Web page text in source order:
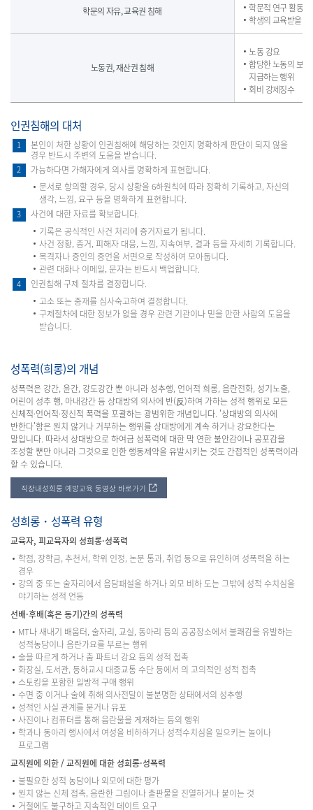
학문의 자유, 교육권 침해
학문적 연구 활동
학생의 교육받을
노동권, 재산권 침해
노동 강요
합당한 노동의 보
지급하는 행위
회비 강제징수
인권침해의 대처
1
본인이 처한 상황이 인권침해에 해당하는 것인지 명확하게 판단이 되지 않을
경우 반드시 주변의 도움을 받습니다.
2
가능하다면 가해자에게 의사를 명확하게 표현합니다.
문서로 항의할 경우, 당시 상황을 6하원칙에 따라 정확히 기록하고, 자신의
생각, 느낌, 요구 등을 명확하게 표현합니다.
3
사건에 대한 자료를 확보합니다.
기록은 공식적인 사건 처리에 증거자료가 됩니다.
사건 정황, 증거, 피해자 대응, 느낌, 지속여부, 결과 등을 자세히 기록합니다.
목격자나 증인의 증언을 서면으로 작성하여 모아둡니다.
관련 대화나 이메일, 문자는 반드시 백업합니다.
4
인권침해 구제 절차를 결정합니다.
고소 또는 중재를 심사숙고하여 결정합니다.
구제절차에 대한 정보가 없을 경우 관련 기관이나 믿을 만한 사람의 도움을
받습니다.
성폭력(희롱)의 개념
성폭력은 강간, 윤간, 강도강간 뿐 아니라 성추행, 언어적 희롱, 음란전화, 성기노출,
어린이 성추 행, 아내강간 등 상대방의 의사에 반(反)하여 가하는 성적 행위로 모든
신체적·언어적·정신적 폭력을 포괄하는 광범위한 개념입니다. '상대방의 의사에
반한다'함은 원치 않거나 거부하는 행위를 상대방에게 계속 하거나 강요한다는
말입니다. 따라서 상대방으로 하여금 성폭력에 대한 막 연한 불안감이나 공포감을
조성할 뿐만 아니라 그것으로 인한 행동제약을 유발시키는 것도 간접적인 성폭력이라
할 수 있습니다.
직장내성희롱 예방교육 동영상 바로가기
성희롱・성폭력 유형
교육자, 피교육자의 성희롱·성폭력
학점, 장학금, 추천서, 학위 인정, 논문 통과, 취업 등으로 유인하여 성폭력을 하는
경우
강의 중 또는 술자리에서 음담패설을 하거나 외모 비하 도는 그밖에 성적 수치심을
야기하는 성적 언동
선배·후배(혹은 동기)간의 성폭력
MT나 새내기 배움터, 술자리, 교실, 동아리 등의 공공장소에서 불쾌감을 유발하는
성적농담이나 음란가요를 부르는 행위
술을 따르게 하거나 춤 파트너 강요 등의 성적 접촉
화장실, 도서관, 등하교시 대중교통 수단 등에서 의 고의적인 성적 접촉
스토킹을 포함한 일방적 구애 행위
수면 중 이거나 술에 취해 의사전달이 불분명한 상태에서의 성추행
성적인 사실 관계를 묻거나 유포
사진이나 컴퓨터를 통해 음란물을 게재하는 등의 행위
학과나 동아리 행사에서 여성을 비하하거나 성적수치심을 일으키는 놀이나
프로그램
교직원에 의한 / 교직원에 대한 성희롱·성폭력
불필요한 성적 농담이나 외모에 대한 평가
원치 않는 신체 접촉, 음란한 그림이나 출판물을 진열하거나 붙이는 것
거절에도 불구하고 지속적인 데이트 요구